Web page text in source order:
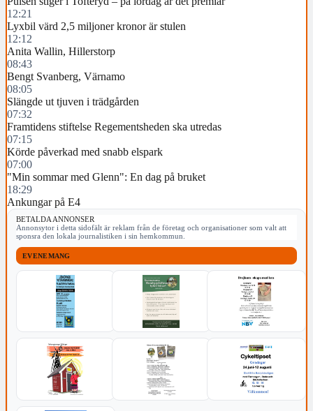
12:21
Lyxbil värd 2,5 miljoner kronor är stulen
12:12
Anita Wallin, Hillerstorp
08:43
Bengt Svanberg, Värnamo
08:05
Slängde ut tjuven i trädgården
07:32
Framtidens stiftelse Regementsheden ska utredas
07:15
Körde påverkad med snabb elspark
07:00
"Min sommar med Glenn": En dag på bruket
18:29
Ankungar på E4
BETALDA ANNONSER
Annonsytor i detta sidofält är reklam från de företag och organisationer som valt att
sponsra den lokala journalistiken i sin hemkommun.
EVENEMANG